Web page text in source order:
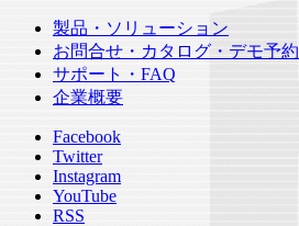
製品・ソリューション
お問合せ・カタログ・デモ予約
サポート・FAQ
企業概要
Facebook
Twitter
Instagram
YouTube
RSS